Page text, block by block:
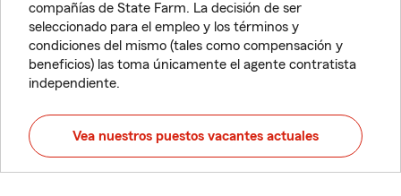
compañías de State Farm. La decisión de ser
seleccionado para el empleo y los términos y
condiciones del mismo (tales como compensación y
beneficios) las toma únicamente el agente contratista
independiente.
Vea nuestros puestos vacantes actuales